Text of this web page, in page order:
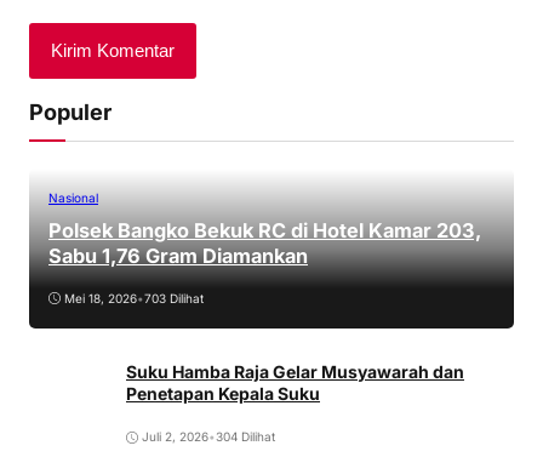
Populer
Nasional
Polsek Bangko Bekuk RC di Hotel Kamar 203,
Sabu 1,76 Gram Diamankan
Mei 18, 2026•703 Dilihat
Suku Hamba Raja Gelar Musyawarah dan
Penetapan Kepala Suku
Juli 2, 2026•304 Dilihat